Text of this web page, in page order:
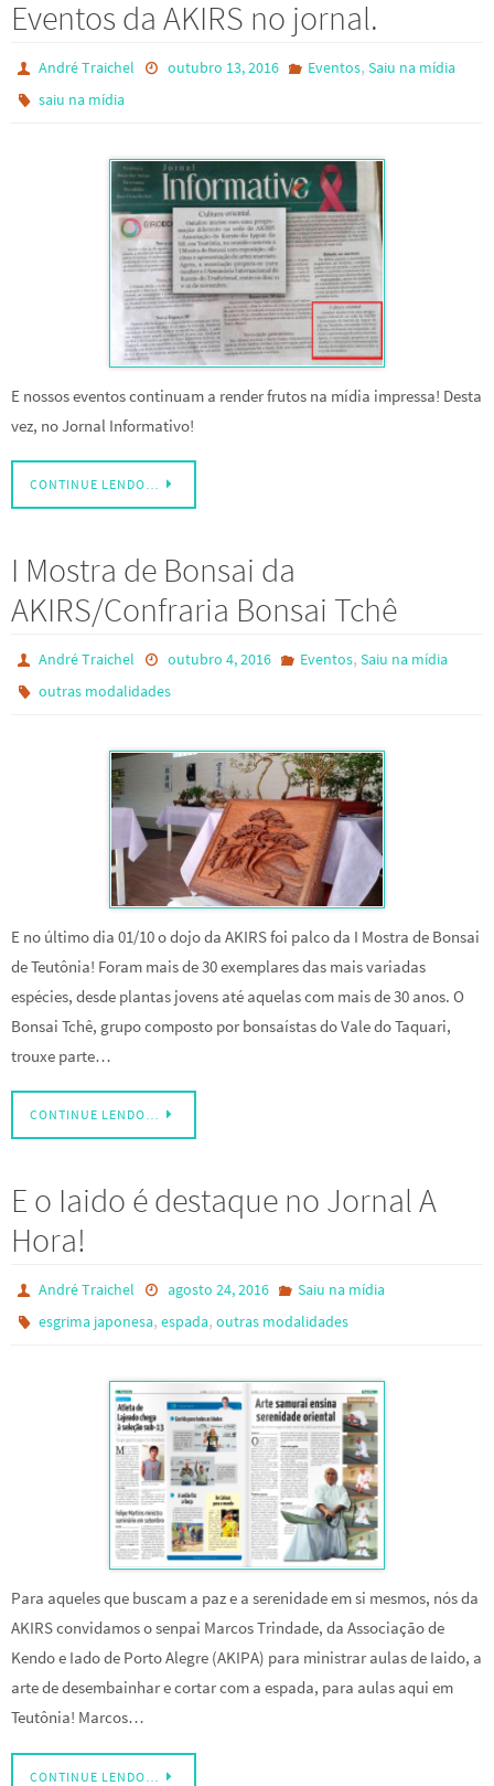
Eventos da AKIRS no jornal.
André Traichel outubro 13, 2016 Eventos, Saiu na mídia
saiu na mídia
E nossos eventos continuam a render frutos na mídia impressa! Desta
vez, no Jornal Informativo!
CONTINUE LENDO…
I Mostra de Bonsai da
AKIRS/Confraria Bonsai Tchê
André Traichel outubro 4, 2016 Eventos, Saiu na mídia
outras modalidades
E no último dia 01/10 o dojo da AKIRS foi palco da I Mostra de Bonsai
de Teutônia! Foram mais de 30 exemplares das mais variadas
espécies, desde plantas jovens até aquelas com mais de 30 anos. O
Bonsai Tchê, grupo composto por bonsaístas do Vale do Taquari,
trouxe parte…
CONTINUE LENDO…
E o Iaido é destaque no Jornal A
Hora!
André Traichel agosto 24, 2016
Saiu na mídia
esgrima japonesa,espada,outras modalidades
Para aqueles que buscam a paz e a serenidade em si mesmos, nós da
AKIRS convidamos o senpai Marcos Trindade, da Associação de
Kendo e Iado de Porto Alegre (AKIPA) para ministrar aulas de Iaido, a
arte de desembainhar e cortar com a espada, para aulas aqui em
Teutônia! Marcos…
CONTINUE LENDO…